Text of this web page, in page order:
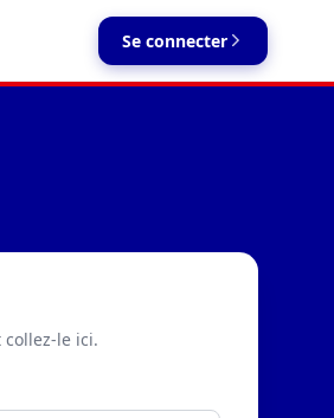
Se connecter
le ici.